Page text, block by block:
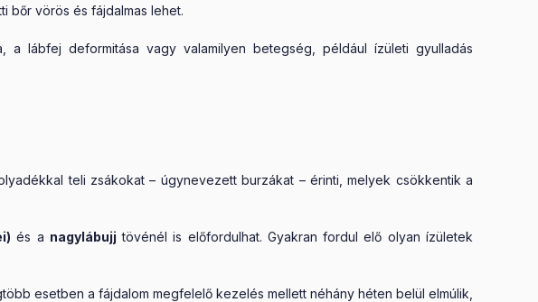
bőr vörös és fájdalmas lehet.
lábfej deformitása vagy valamilyen betegség, például ízületi gyulladás
teli zsákokat – úgynevezett burzákat – érinti, melyek csökkentik a
és a nagylábujj tövénél is előfordulhat. Gyakran fordul elő olyan ízületek
esetben a fájdalom megfelelő kezelés mellett néhány héten belül elmúlik,